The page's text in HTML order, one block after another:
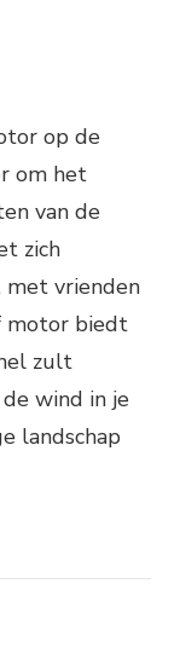
op de
om het
van de
zich
met vrienden
motor biedt
zult
wind in je
landschap